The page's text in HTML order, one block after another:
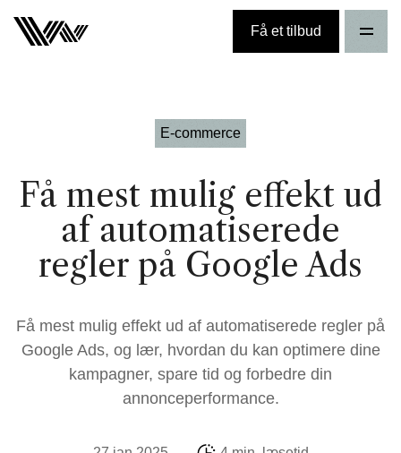
Få et tilbud
E-commerce
Få mest mulig effekt ud
af automatiserede
regler på Google Ads
Få mest mulig effekt ud af automatiserede regler på
Google Ads, og lær, hvordan du kan optimere dine
kampagner, spare tid og forbedre din
annonceperformance.